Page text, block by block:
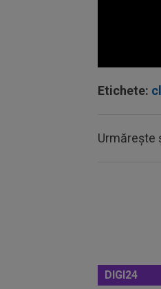
90%
Etichete:
Urmărește
DIGI24